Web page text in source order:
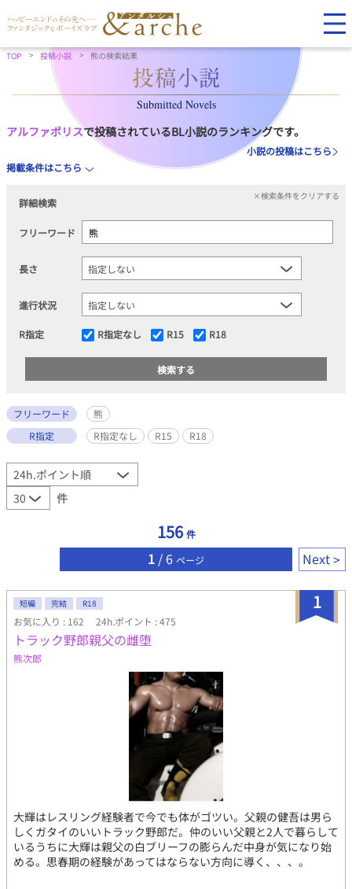
TOP 投稿小説 熊の検索結果
Submitted Novels
アルファポリスで投稿されているBL小説のランキングです。
小説の投稿はこちら
掲載条件はこちら
詳細検索
×検索条件をクリアする
フリーワード
長さ
進行状況
R指定 R指定なし R15 R18
フリーワード
熊
R指定
R指定なし R15 R18
件
156 件
1 / 6 ページ Next
1
短編 完結 R18
お気に入り : 162 24h.ポイント : 475
トラック野郎親父の雌堕
熊次郎
大輝はレスリング経験者で今でも体がゴツい。父親の健吾は男ら
しくガタイのいいトラック野郎だ。仲のいい父親と2人で暮らして
いるうちに大輝は親父の白ブリーフの膨らんだ中身が気になり始
める。思春期の経験があってはならない方向に導く、、、。